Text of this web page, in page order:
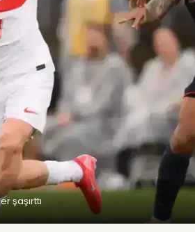
şaşırttı